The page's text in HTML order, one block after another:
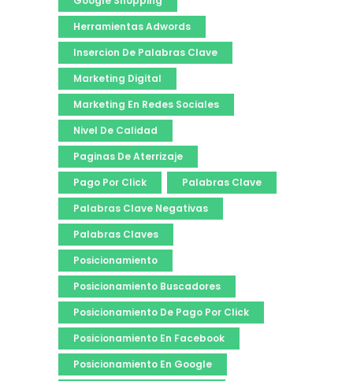
Herramientas Adwords
Insercion De Palabras Clave
Marketing Digital
Marketing En Redes Sociales
Nivel De Calidad
Paginas De Aterrizaje
Pago Por Click
Palabras Clave
Palabras Clave Negativas
Palabras Claves
Posicionamiento
Posicionamiento Buscadores
Posicionamiento De Pago Por Click
Posicionamiento En Facebook
Posicionamiento En Google